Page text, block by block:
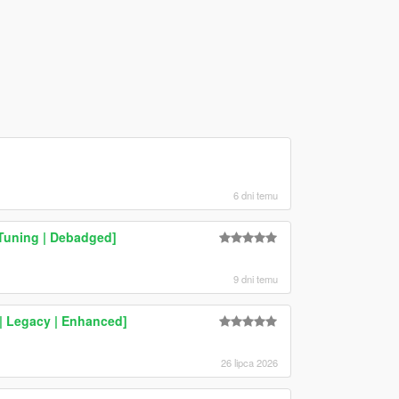
6 dni temu
| Debadged]
9 dni temu
Legacy | Enhanced]
26 lipca 2026